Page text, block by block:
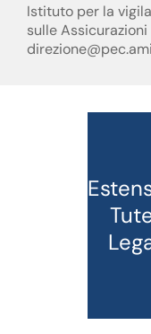
Istituto per la
sulle Assicurazioni